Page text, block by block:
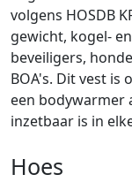
volgens HOSDB
gewicht, kogel-
beveiligers,
BOA's. Dit vest is
een bodywarmer
inzetbaar is in
Hoes